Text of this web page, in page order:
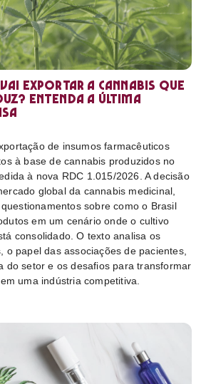
exportar a cannabis que
Entenda a última
de insumos farmacêuticos
à base de cannabis produzidos no
à nova RDC 1.015/2026. A decisão
global da cannabis medicinal,
sobre como o Brasil
em um cenário onde o cultivo
consolidado. O texto analisa os
o papel das associações de pacientes,
do setor e os desafios para transformar
uma indústria competitiva.